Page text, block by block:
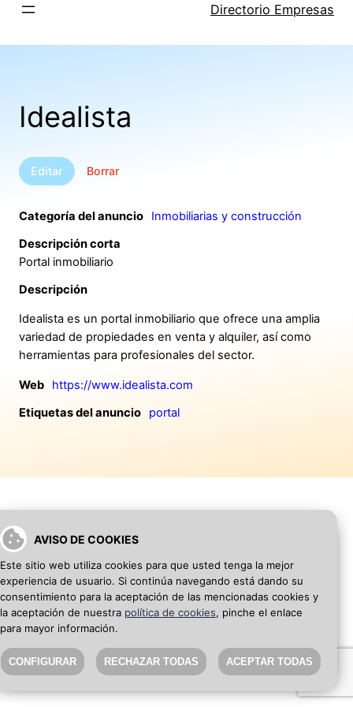
AVISO DE COOKIES
Este sitio web utiliza cookies para que usted tenga la mejor
experiencia de usuario. Si continúa navegando está dando su
consentimiento para la aceptación de las mencionadas cookies y
la aceptación de nuestra política de cookies, pinche el enlace
para mayor información.
CONFIGURAR RECHAZAR TODAS ACEPTAR TODAS
Saltar
Directorio Empresas
Idealista
Editar Borrar
Categoría del anuncio
Inmobiliarias y construcción
Descripción corta
Portal inmobiliario
Descripción
Idealista es un portal inmobiliario que ofrece una amplia
variedad de propiedades en venta y alquiler, así como
herramientas para profesionales del sector.
Web
https://www.idealista.com
Etiquetas del anuncio
portal
VOLVER A INICIO
SEO Blog ·Aviso Legal·Política de privacidad